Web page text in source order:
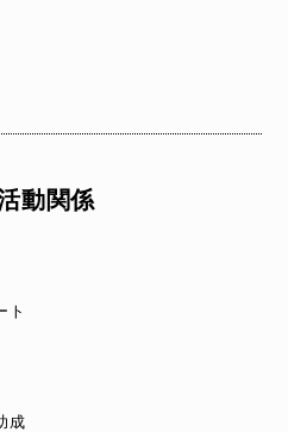
動関係
ト
成